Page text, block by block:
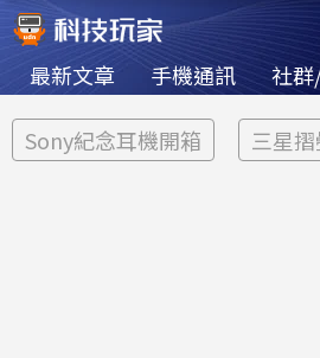
最新文章 手機通訊 社
Sony紀念耳機開箱 三星